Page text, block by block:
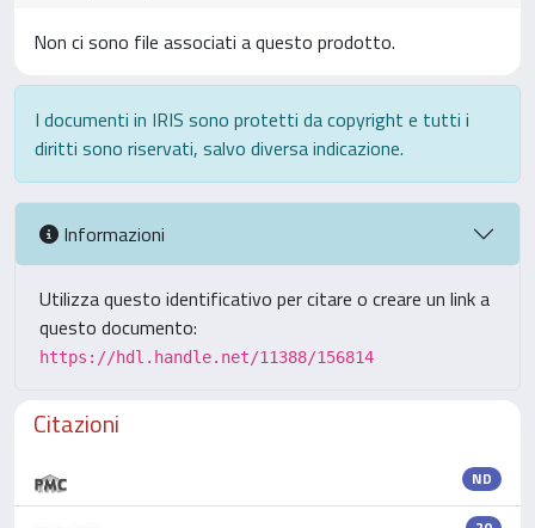
Non ci sono file associati a questo prodotto.
I documenti in IRIS sono protetti da copyright e tutti i
diritti sono riservati, salvo diversa indicazione.
Informazioni
Utilizza questo identificativo per citare o creare un link a
questo documento:
https://hdl.handle.net/11388/156814
Citazioni
ND